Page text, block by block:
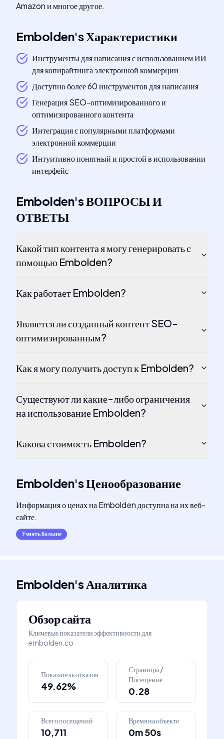
Amazon и многое другое.
Embolden'sХарактеристики
Инструменты для написания с использованием ИИ
для копирайтинга электронной коммерции
Доступно более 60 инструментов для написания
Генерация SEO-оптимизированного и
оптимизированного контента
Интеграция с популярными платформами
электронной коммерции
Интуитивно понятный и простой в использовании
интерфейс
Embolden'sВОПРОСЫ И
ОТВЕТЫ
Какой тип контента я могу генерировать с
помощью Embolden?
Как работает Embolden?
Является ли созданный контент SEO-
оптимизированным?
Как я могу получить доступ к Embolden?
Существуют ли какие-либо ограничения
на использование Embolden?
Какова стоимость Embolden?
Embolden'sЦенообразование
Информация о ценах на Embolden доступна на их веб-
сайте.
Узнать больше
Embolden'sАналитика
Обзор сайта
Ключевые показатели эффективности для
embolden.co
Показатель отказов
49.62%
Страницы /
Посещение
0.28
Всего посещений
10,711
Время на объекте
0m 50s